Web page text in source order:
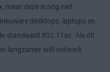
maar deze is nog niet
desktops, laptops en
standaard 802.11ac. Als dit
langzamer wifi-netwerk